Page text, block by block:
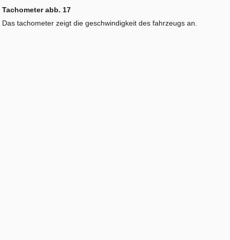
Tachometer abb. 17
Das tachometer zeigt die geschwindigkeit des fahrzeugs an.